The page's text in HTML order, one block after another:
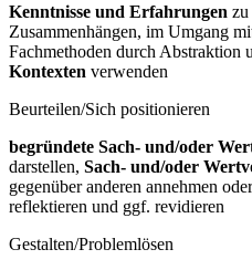
Kenntnisse und Erfahrungen zu
Zusammenhängen, im Umgang
Fachmethoden durch Abstraktion
Kontexten verwenden
Beurteilen/Sich positionieren
begründete Sach- und/oder
darstellen, Sach- und/oder
gegenüber anderen annehmen
reflektieren und ggf. revidieren
Gestalten/Problemlösen